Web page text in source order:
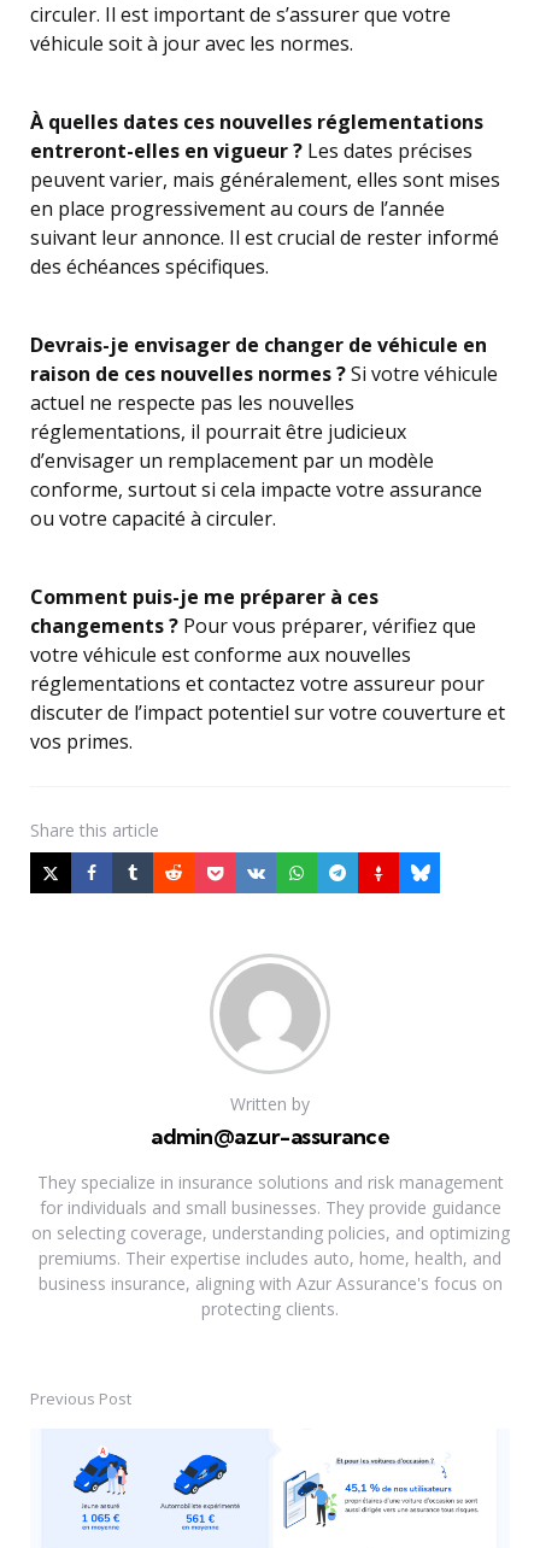
circuler. Il est important de s’assurer que votre
véhicule soit à jour avec les normes.
À quelles dates ces nouvelles réglementations
entreront-elles en vigueur ? Les dates précises
peuvent varier, mais généralement, elles sont mises
en place progressivement au cours de l’année
suivant leur annonce. Il est crucial de rester informé
des échéances spécifiques.
Devrais-je envisager de changer de véhicule en
raison de ces nouvelles normes ?Si votre véhicule
actuel ne respecte pas les nouvelles
réglementations, il pourrait être judicieux
d’envisager un remplacement par un modèle
conforme, surtout si cela impacte votre assurance
ou votre capacité à circuler.
Comment puis-je me préparer à ces
changements ? Pour vous préparer, vérifiez que
votre véhicule est conforme aux nouvelles
réglementations et contactez votre assureur pour
discuter de l’impact potentiel sur votre couverture et
vos primes.
Share this article
Written by
admin@azur-assurance
They specialize in insurance solutions and risk management
for individuals and small businesses. They provide guidance
on selecting coverage, understanding policies, and optimizing
premiums. Their expertise includes auto, home, health, and
business insurance, aligning with Azur Assurance's focus on
protecting clients.
Post
navigation
Previous Post